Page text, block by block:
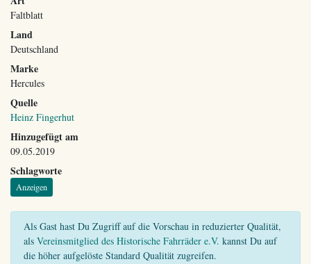
Faltblatt
Land
Deutschland
Marke
Hercules
Quelle
Heinz Fingerhut
Hinzugefügt am
09.05.2019
Schlagworte
Anzeigen
Als Gast hast Du Zugriff auf die Vorschau in reduzierter Qualität,
als Vereinsmitglied des Historische Fahrräder e.V. kannst Du auf
die höher aufgelöste Standard Qualität zugreifen.